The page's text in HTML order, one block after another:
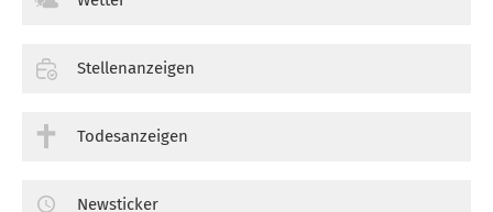
Stellenanzeigen
Todesanzeigen
Newsticker